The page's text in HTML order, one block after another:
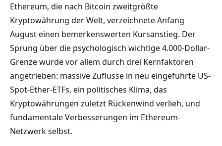
Ethereum, die nach Bitcoin zweitgrößte
Kryptowährung der Welt, verzeichnete Anfang
August einen bemerkenswerten Kursanstieg. Der
Sprung über die psychologisch wichtige 4.000-Dollar-
Grenze wurde vor allem durch drei Kernfaktoren
angetrieben: massive Zuflüsse in neu eingeführte US-
Spot-Ether-ETFs, ein politisches Klima, das
Kryptowährungen zuletzt Rückenwind verlieh, und
fundamentale Verbesserungen im Ethereum-
Netzwerk selbst.